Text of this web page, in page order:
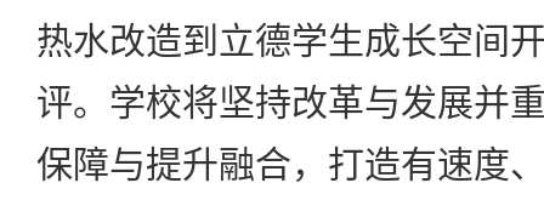
热水改造到立德学生成长空间
评。学校将坚持改革与发展并
保障与提升融合，打造有速度